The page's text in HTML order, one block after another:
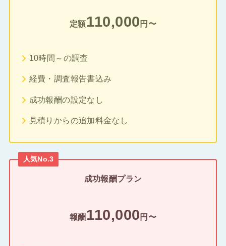
定額110,000 円〜
10時間～の調査
経費・調査報告書込み
成功報酬の設定なし
見積りからの追加料金なし
人気No.3
成功報酬プラン
報酬 110,000 円〜